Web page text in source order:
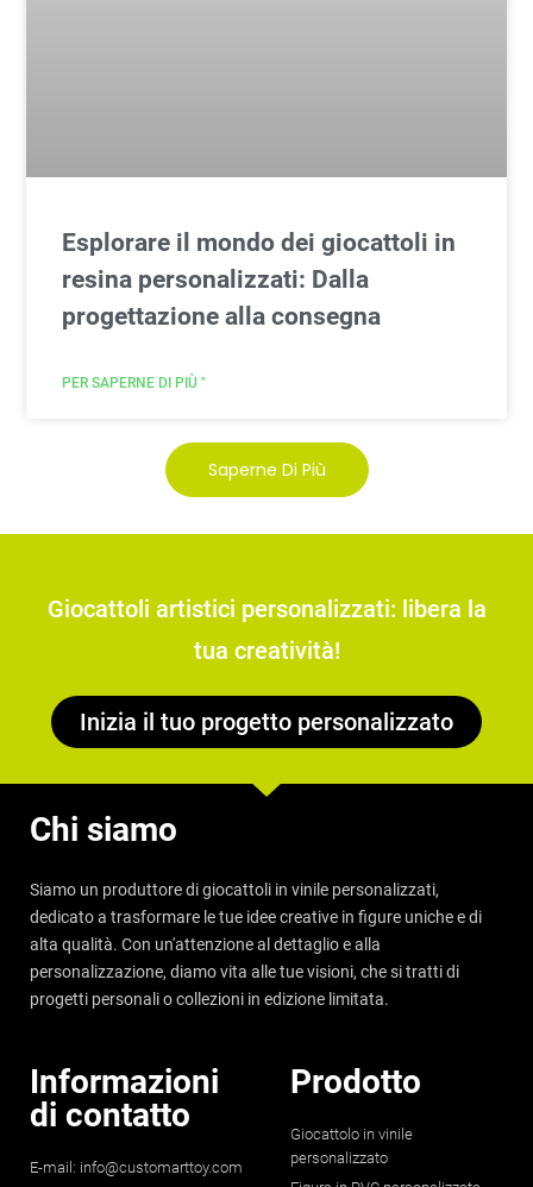
Esplorare il mondo dei giocattoli in
resina personalizzati: Dalla
progettazione alla consegna
PER SAPERNE DI PIÙ "
Saperne Di Più
Giocattoli artistici personalizzati: libera la
tua creatività!
Inizia il tuo progetto personalizzato
Chi siamo
Siamo un produttore di giocattoli in vinile personalizzati,
dedicato a trasformare le tue idee creative in figure uniche e di
alta qualità. Con un'attenzione al dettaglio e alla
personalizzazione, diamo vita alle tue visioni, che si tratti di
progetti personali o collezioni in edizione limitata.
Informazioni
di contatto
E-mail: info@customarttoy.com
Prodotto
Giocattolo in vinile
personalizzato